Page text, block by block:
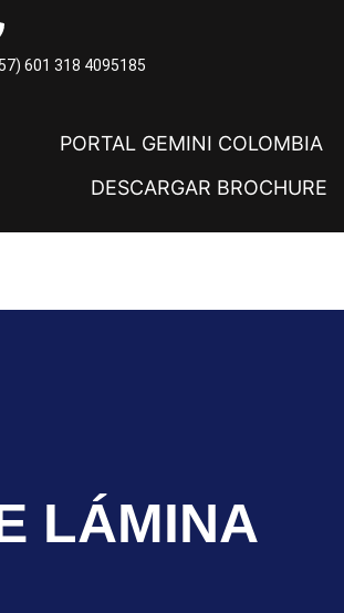
601 318 4095185
PORTAL GEMINI COLOMBIA
DESCARGAR BROCHURE
LÁMINA